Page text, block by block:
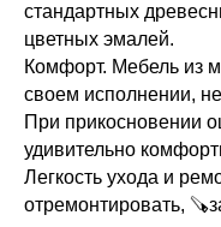
стандартных
цветных эмалей.
Комфорт. Мебель из
своем исполнении,
При прикосновении
удивительно
Легкость ухода и
отремонтировать,